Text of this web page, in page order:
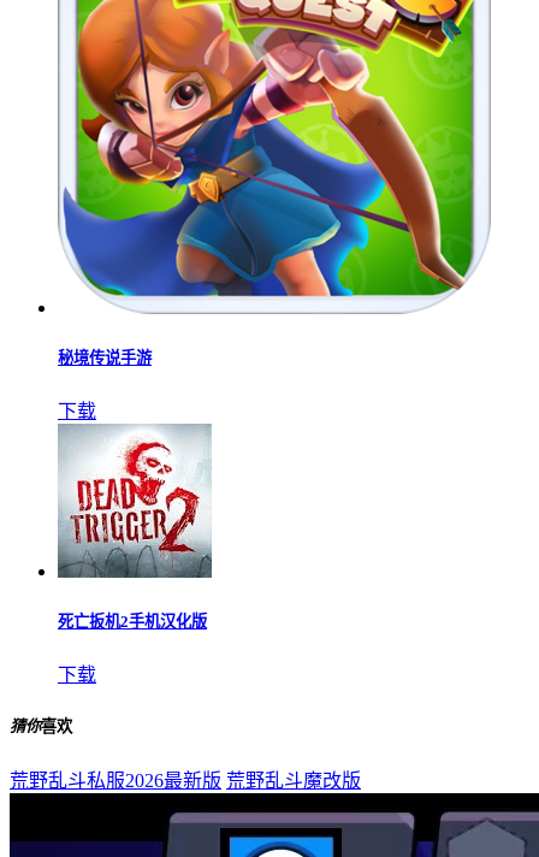
秘境传说手游
下载
死亡扳机2手机汉化版
下载
猜你喜欢
荒野乱斗私服2026最新版 荒野乱斗魔改版